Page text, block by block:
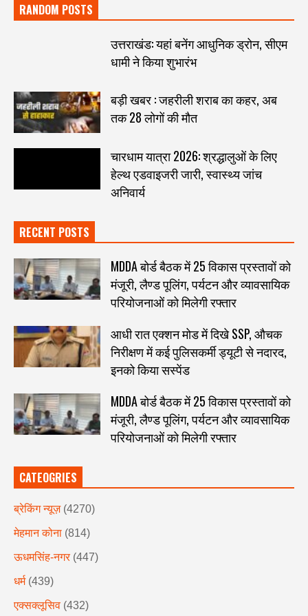
RANDOM POSTS
उत्तराखंड: यहां बनेंग आधुनिक ड्रोन, सीएम
धामी ने किया शुभारंभ
बड़ी खबर : जहरीली शराब का कहर, अब
तक 28 लोगों की मौत
चारधाम यात्रा 2026: श्रद्धालुओं के लिए
हेल्थ एडवाइजरी जारी, स्वास्थ्य जांच
अनिवार्य
RECENT POSTS
MDDA बोर्ड बैठक में 25 विकास प्रस्तावों को
मंजूरी, लैण्ड पूलिंग, पर्यटन और व्यावसायिक
परियोजनाओं को मिलेगी रफ्तार
आधी रात एक्शन मोड में दिखे SSP, औचक
निरीक्षण में कई पुलिसकर्मी ड्यूटी से नदारद,
इनको किया सस्पेंड
MDDA बोर्ड बैठक में 25 विकास प्रस्तावों को
मंजूरी, लैण्ड पूलिंग, पर्यटन और व्यावसायिक
परियोजनाओं को मिलेगी रफ्तार
CATEOGRIES
ब्रेकिंग न्यूज़ (4270)
मेहमान कोना (814)
ऊधमसिंह-नगर (447)
धर्म (439)
एक्सक्लूसिव (432)